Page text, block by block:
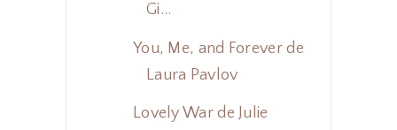
Gi...
You, Me, and Forever de
Laura Pavlov
Lovely War de Julie